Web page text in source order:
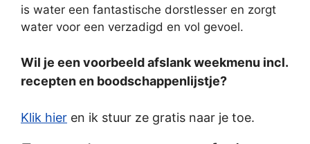
is water een fantastische dorstlesser en zorgt
water voor een verzadigd en vol gevoel.
Wil je een voorbeeld afslank weekmenu incl.
recepten en boodschappenlijstje?
Klik hier en ik stuur ze gratis naar je toe.